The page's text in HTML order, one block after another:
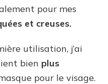
pour mes
et creuses.
utilisation, j’ai
bien plus
pour le visage.